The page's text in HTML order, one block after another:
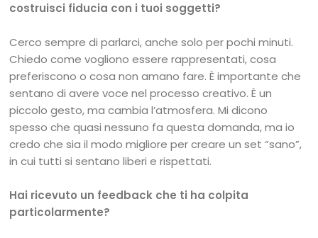
costruisci fiducia con i tuoi soggetti?
Cerco sempre di parlarci, anche solo per pochi minuti.
Chiedo come vogliono essere rappresentati, cosa
preferiscono o cosa non amano fare. È importante che
sentano di avere voce nel processo creativo. È un
piccolo gesto, ma cambia l’atmosfera. Mi dicono
spesso che quasi nessuno fa questa domanda, ma io
credo che sia il modo migliore per creare un set “sano”,
in cui tutti si sentano liberi e rispettati.
Hai ricevuto un feedback che ti ha colpita
particolarmente?